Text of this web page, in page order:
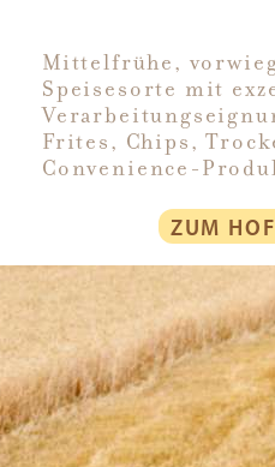
Mittelfrühe,
Speisesorte mit
Frites, Chips,
Convenience-
ZUM